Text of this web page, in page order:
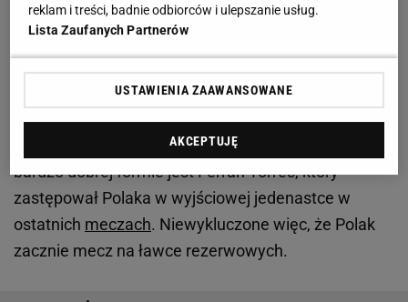
Gdzie obejrzeć mecz FC Barcelona - Real Madryt?
Czy zagra Robert Lewandowski?
Choć Lewandowski znajdzie się w kadrze meczowej,
to nie wiadomo czy pojawi się na placu
bardzo dobrej formie jest Ferran Torres, który
zastępował Polaka w wyjściowej jedenastce w
ostatnich meczach. Niewykluczone więc, że Polak
zacznie mecz na ławce rezerwowych.
reklam i treści, badnie odbiorców i ulepszanie usług.
Lista Zaufanych Partnerów
USTAWIENIA ZAAWANSOWANE
AKCEPTUJĘ